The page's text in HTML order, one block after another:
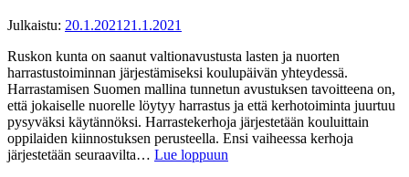
Julkaistu: 20.1.202121.1.2021
Ruskon kunta on saanut valtionavustusta lasten ja nuorten
harrastustoiminnan järjestämiseksi koulupäivän yhteydessä.
Harrastamisen Suomen mallina tunnetun avustuksen tavoitteena on,
että jokaiselle nuorelle löytyy harrastus ja että kerhotoiminta juurtuu
pysyväksi käytännöksi. Harrastekerhoja järjestetään kouluittain
oppilaiden kiinnostuksen perusteella. Ensi vaiheessa kerhoja
järjestetään seuraavilta… Lue loppuun